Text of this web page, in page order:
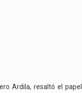
Ardila, resaltó el papel